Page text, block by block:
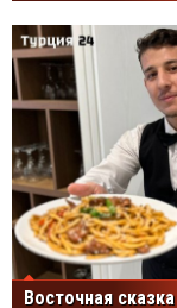
Восточная